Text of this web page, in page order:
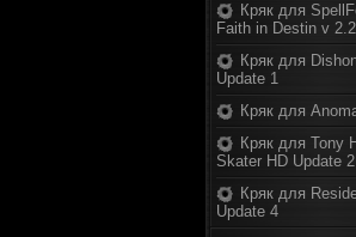
Кряк для
Faith in Destin v
Кряк для
Update 1
Кряк для
Кряк для Tony
Skater HD Update 2
Кряк для
Update 4